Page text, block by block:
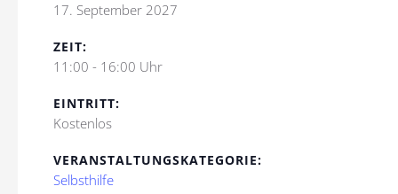
17. September 2027
ZEIT:
11:00 - 16:00 Uhr
EINTRITT:
Kostenlos
VERANSTALTUNGSKATEGORIE:
Selbsthilfe